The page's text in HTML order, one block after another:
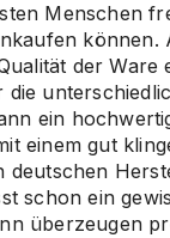
Menschen
können.
der Ware
ein
einem gut
deutschen
schon ein
überzeugen